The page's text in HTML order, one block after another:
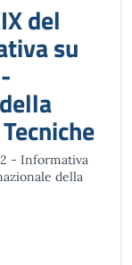
del
su
- Informativa
della